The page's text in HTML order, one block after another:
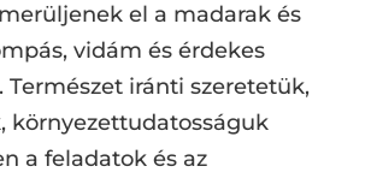
el a madarak és
vidám és érdekes
Természet iránti szeretetük,
környezettudatosságuk
a feladatok és az